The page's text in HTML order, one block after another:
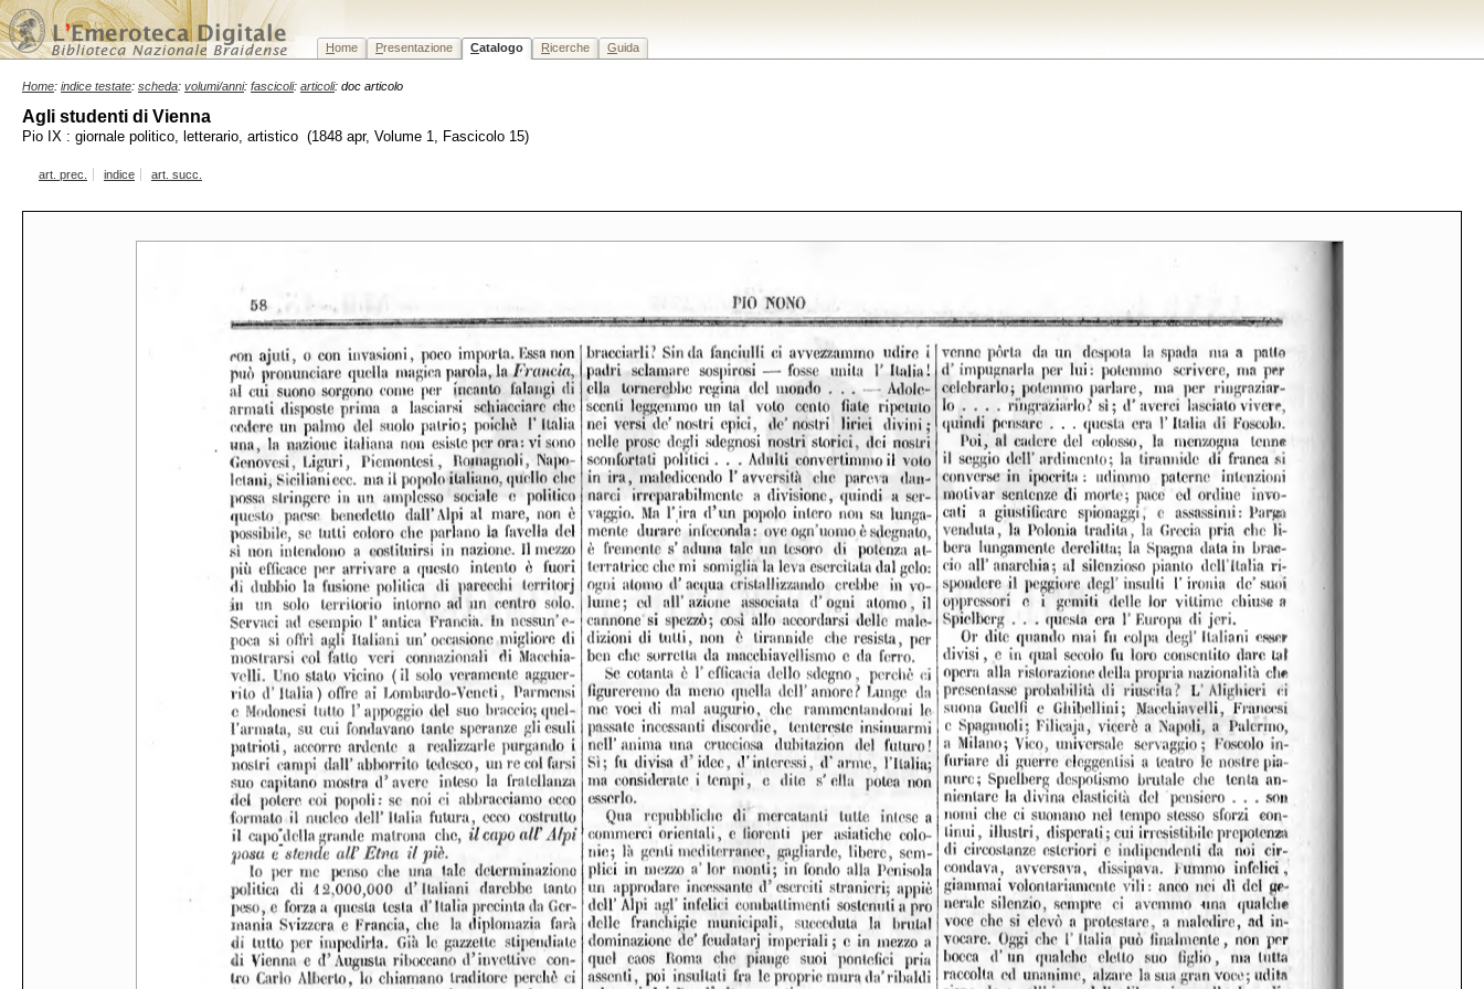
Home Presentazione Catalogo Ricerche Guida
Home: indice testate: scheda: volumi/anni: fascicoli: articoli: doc articolo
Agli studenti di Vienna
Pio IX : giornale politico, letterario, artistico (1848 apr, Volume 1, Fascicolo 15)
art. prec. indice art. succ.